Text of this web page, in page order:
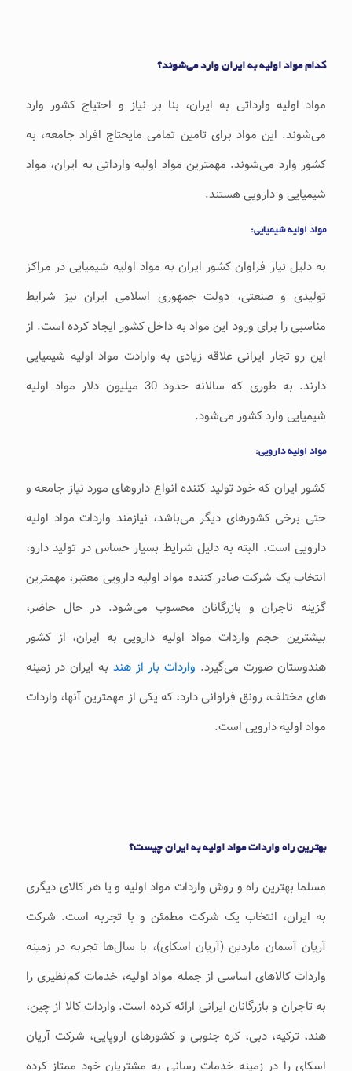
کدام مواد اولیه به ایران وارد می‌شوند؟
مواد اولیه وارداتی به ایران، بنا بر نیاز و احتیاج کشور وارد
می‌شوند. این مواد برای تامین تمامی مایحتاج افراد جامعه، به
کشور وارد می‌شوند. مهمترین مواد اولیه وارداتی به ایران، مواد
شیمیایی و دارویی هستند.
مواد اولیه شیمیایی:
به دلیل نیاز فراوان کشور ایران به مواد اولیه شیمیایی در مراکز
تولیدی و صنعتی، دولت جمهوری اسلامی ایران نیز شرایط
مناسبی را برای ورود این مواد به داخل کشور ایجاد کرده است. از
این رو تجار ایرانی علاقه زیادی به وارادت مواد اولیه شیمیایی
دارند. به طوری که سالانه حدود 30 میلیون دلار مواد اولیه
شیمیایی وارد کشور می‌شود.
مواد اولیه دارویی:
کشور ایران که خود تولید کننده انواع داروهای مورد نیاز جامعه و
حتی برخی کشورهای دیگر می‌باشد، نیازمند واردات مواد اولیه
دارویی است. البته به دلیل شرایط بسیار حساس در تولید دارو،
انتخاب یک شرکت صادر کننده مواد اولیه دارویی معتبر، مهمترین
گزینه تاجران و بازرگانان محسوب می‌شود. در حال حاضر،
بیشترین حجم واردات مواد اولیه دارویی به ایران، از کشور
هندوستان صورت می‌گیرد. واردات بار از هند به ایران در زمینه
های مختلف، رونق فراوانی دارد، که یکی از مهمترین آنها، واردات
مواد اولیه دارویی است.
بهترین راه واردات مواد اولیه به ایران چیست؟
مسلما بهترین راه و روش واردات مواد اولیه و یا هر کالای دیگری
به ایران، انتخاب یک شرکت مطمئن و با تجربه است. شرکت
آریان آسمان ماردین (آریان اسکای)، با سال‌ها تجربه در زمینه
واردات کالاهای اساسی از جمله مواد اولیه، خدمات کم‌نظیری را
به تاجران و بازرگانان ایرانی ارائه کرده است. واردات کالا از چین،
هند، ترکیه، دبی، کره جنوبی و کشورهای اروپایی، شرکت آریان
اسکای را در زمینه خدمات رسانی به مشتریان خود ممتاز کرده